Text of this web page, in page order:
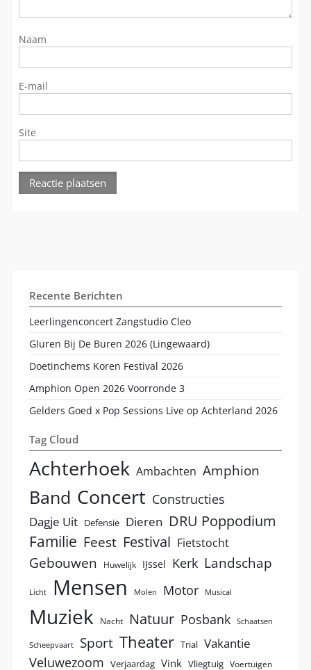
Naam
E-mail
Site
Recente Berichten
Leerlingenconcert Zangstudio Cleo
Gluren Bij De Buren 2026 (Lingewaard)
Doetinchems Koren Festival 2026
Amphion Open 2026 Voorronde 3
Gelders Goed x Pop Sessions Live op Achterland 2026
Tag Cloud
Achterhoek Ambachten Amphion
Band Concert Constructies
Dagje Uit Defensie Dieren DRU Poppodium
Familie Feest Festival Fietstocht
Gebouwen Huwelijk IJssel Kerk Landschap
Licht Mensen Molen Motor Musical
Muziek Nacht Natuur Posbank Schaatsen
Scheepvaart Sport Theater Trial Vakantie
Veluwezoom Verjaardag Vink Vliegtuig Voertuigen